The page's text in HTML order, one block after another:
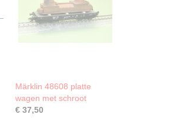
Märklin 48608 platte
wagen met schroot
€ 37,50